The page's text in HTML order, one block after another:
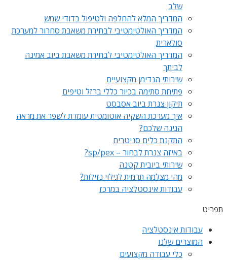
שלב
המדריך המלא להחלפה ולטיפול בדודי שמש
המדריך האולטימטיבי לבחירת משאבת סחרור למערכת
סולארית
המדריך האולטימטיבי לבחירת משאבת ביוב אמינה
לביתך
שירותי הנדימן מקצועיים
פתיחת סתימה בכיור כללי ברזל וטיפים
תיקון צנרת ביוב אסבסט
איך מערכת השקיה אוטומטית עומדת לשפר את מראה
הגינה שלכם?
התקנת כלים סניטרים
באיזה צנרת לבחור – sp/pex?
שירותי ביובית קטנה
מהי מצלמה תרמית לגילוי נזילות?
עבודות אינסטלציה במרכז
תפריט
עבודות אינסטלציה
המוצרים שלנו
כלי עבודה מקצועים